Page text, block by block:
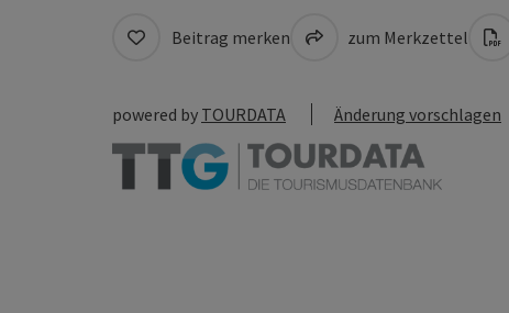
Beitrag merken zum Merkzettel
powered by TOURDATA Änderung vorschlagen